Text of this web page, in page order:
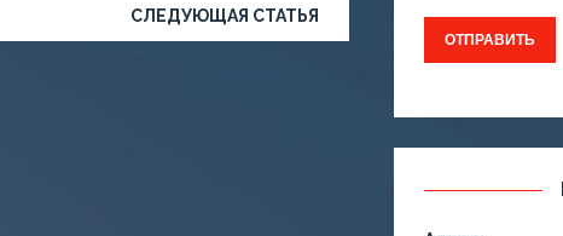
СЛЕДУЮЩАЯ СТАТЬЯ